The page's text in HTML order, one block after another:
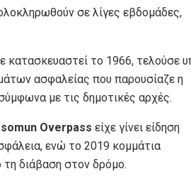
σε λίγες εβδομάδες,
κατασκευαστεί το 1966, τελούσε
ασφαλείας που παρουσίαζε η
με τις δημοτικές αρχές.
Overpass είχε γίνει είδηση
ενώ το 2019 κομμάτια
τη διάβαση στον δρόμο.